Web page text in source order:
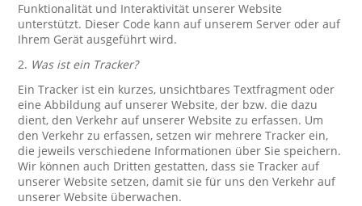
Funktionalität und Interaktivität unserer Website
unterstützt. Dieser Code kann auf unserem Server oder auf
Ihrem Gerät ausgeführt wird.
2. Was ist ein Tracker?
Ein Tracker ist ein kurzes, unsichtbares Textfragment oder
eine Abbildung auf unserer Website, der bzw. die dazu
dient, den Verkehr auf unserer Website zu erfassen. Um
den Verkehr zu erfassen, setzen wir mehrere Tracker ein,
die jeweils verschiedene Informationen über Sie speichern.
Wir können auch Dritten gestatten, dass sie Tracker auf
unserer Website setzen, damit sie für uns den Verkehr auf
unserer Website überwachen.